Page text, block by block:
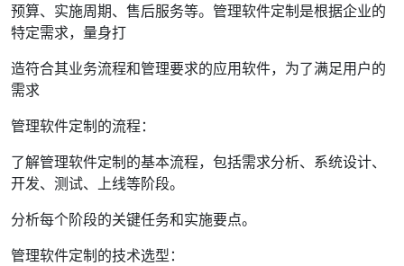
预算、实施周期、售后服务等。管理软件定制是根据企业的
特定需求，量身打
造符合其业务流程和管理要求的应用软件，为了满足用户的
需求
管理软件定制的流程：
了解管理软件定制的基本流程，包括需求分析、系统设计、
开发、测试、上线等阶段。
分析每个阶段的关键任务和实施要点。
管理软件定制的技术选型：